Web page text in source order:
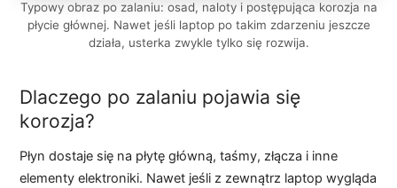
Typowy obraz po zalaniu: osad, naloty i postępująca korozja na
płycie głównej. Nawet jeśli laptop po takim zdarzeniu jeszcze
działa, usterka zwykle tylko się rozwija.
Dlaczego po zalaniu pojawia się
korozja?
Płyn dostaje się na płytę główną, taśmy, złącza i inne
elementy elektroniki. Nawet jeśli z zewnątrz laptop wygląda